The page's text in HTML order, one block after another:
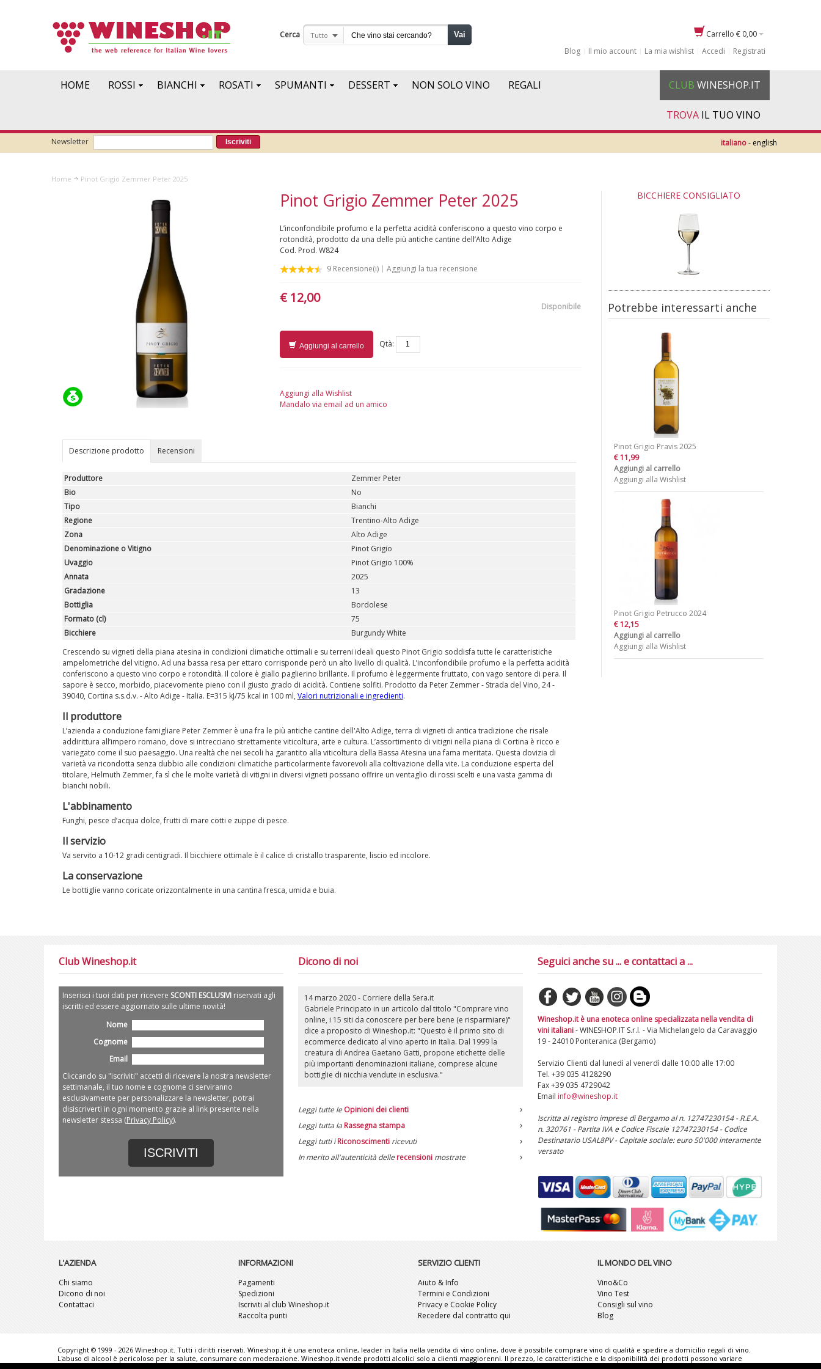
Cerca Tutto Vai Carrello € 0,00
Blog
Il mio account La mia wishlist Accedi Registrati
HOME ROSSI BIANCHI ROSATI SPUMANTI DESSERT NON SOLO VINO REGALI CLUB WINESHOP.IT
TROVA IL TUO VINO
Newsletter Iscriviti - english
italiano
Home Pinot Grigio Zemmer Peter 2025
Pinot Grigio Zemmer Peter 2025
L’inconfondibile profumo e la perfetta acidità conferiscono a questo vino corpo e
rotondità, prodotto da una delle più antiche cantine dell’Alto Adige
Cod. Prod. W824
9Recensione(i) Aggiungi la tua recensione
Disponibile
€ 12,00
Aggiungi al carrello Qtà:
Aggiungi alla Wishlist
Mandalo via email ad un amico
Descrizione prodotto Recensioni
Produttore
Zemmer Peter
Bio
No
Tipo
Bianchi
Regione
Trentino-Alto Adige
Zona
Alto Adige
Denominazione o Vitigno
Pinot Grigio
Uvaggio
Pinot Grigio 100%
Annata
2025
Gradazione
13
Bottiglia
Bordolese
Formato (cl)
75
Bicchiere
Burgundy White
Crescendo su vigneti della piana atesina in condizioni climatiche ottimali e su terreni ideali questo Pinot Grigio soddisfa tutte le caratteristiche
ampelometriche del vitigno. Ad una bassa resa per ettaro corrisponde però un alto livello di qualità. L’inconfondibile profumo e la perfetta acidità
conferiscono a questo vino corpo e rotondità. Il colore è giallo paglierino brillante. Il profumo è leggermente fruttato, con vago sentore di pera. Il
sapore è secco, morbido, piacevomente pieno con il giusto grado di acidità. Contiene solfiti. Prodotto da Peter Zemmer - Strada del Vino, 24 -
39040, Cortina s.s.d.v. - Alto Adige - Italia. E=315 kJ/75 kcal in 100 ml, Valori nutrizionali e ingredienti.
Il produttore
L’azienda a conduzione famigliare Peter Zemmer è una fra le più antiche cantine dell'Alto Adige, terra di vigneti di antica tradizione che risale
addirittura all’impero romano, dove si intrecciano strettamente viticoltura, arte e cultura. L’assortimento di vitigni nella piana di Cortina è ricco e
variegato come il suo paesaggio. Una realtà che nei secoli ha garantito alla viticoltura della Bassa Atesina una fama meritata. Questa dovizia di
varietà va ricondotta senza dubbio alle condizioni climatiche particolarmente favorevoli alla coltivazione della vite. La conduzione esperta del
titolare, Helmuth Zemmer, fa sì che le molte varietà di vitigni in diversi vigneti possano offrire un ventaglio di rossi scelti e una vasta gamma di
bianchi nobili.
L'abbinamento
Funghi, pesce d’acqua dolce, frutti di mare cotti e zuppe di pesce.
Il servizio
Va servito a 10-12 gradi centigradi. Il bicchiere ottimale è il calice di cristallo trasparente, liscio ed incolore.
La conservazione
Le bottiglie vanno coricate orizzontalmente in una cantina fresca, umida e buia.
BICCHIERE CONSIGLIATO
Potrebbe interessarti anche
Pinot Grigio Pravis 2025
€ 11,99
Aggiungi al carrello
Aggiungi alla Wishlist
Pinot Grigio Petrucco 2024
€ 12,15
Aggiungi al carrello
Aggiungi alla Wishlist
Club Wineshop.it
Inserisci i tuoi dati per ricevere SCONTI ESCLUSIVIriservati agli
iscritti ed essere aggiornato sulle ultime novità!
Nome
Cognome
Email
Cliccando su "iscriviti" accetti di ricevere la nostra newsletter
settimanale, il tuo nome e cognome ci serviranno
esclusivamente per personalizzare la newsletter, potrai
disiscriverti in ogni momento grazie al link presente nella
newsletter stessa (Privacy Policy).
ISCRIVITI
Dicono di noi
14 marzo 2020 - Corriere della Sera.it
Gabriele Principato in un articolo dal titolo "Comprare vino
online, i 15 siti da conoscere per bere bene (e risparmiare)"
dice a proposito di Wineshop.it: "Questo è il primo sito di
ecommerce dedicato al vino aperto in Italia. Dal 1999 la
creatura di Andrea Gaetano Gatti, propone etichette delle
più importanti denominazioni italiane, comprese alcune
bottiglie di nicchia vendute in esclusiva."
Leggi tutte le Opinioni dei clienti
Leggi tutta la Rassegna stampa
Leggi tutti iRiconoscimentiricevuti
In merito all'autenticità delle recensionimostrate
Seguici anche su ... e contattaci a ...
Wineshop.it è una enoteca online specializzata nella vendita di
vini italiani- WINESHOP.IT S.r.l. - Via Michelangelo da Caravaggio
19 - 24010 Ponteranica (Bergamo)
Servizio Clienti dal lunedì al venerdì dalle 10:00 alle 17:00
Tel. +39 035 4128290
Fax +39 035 4729042
Email info@wineshop.it
Iscritta al registro imprese di Bergamo al n. 12747230154 - R.E.A.
n. 320761 - Partita IVA e Codice Fiscale 12747230154 - Codice
Destinatario USAL8PV - Capitale sociale: euro 50'000 interamente
versato
L'AZIENDA
Chi siamo
Dicono di noi
Contattaci
INFORMAZIONI
Pagamenti
Spedizioni
Iscriviti al club Wineshop.it
Raccolta punti
SERVIZIO CLIENTI
Aiuto & Info
Termini e Condizioni
Privacy e Cookie Policy
Recedere dal contratto qui
IL MONDO DEL VINO
Vino&Co
Vino Test
Consigli sul vino
Blog
Copyright © 1999 - 2026 Wineshop.it. Tutti i diritti riservati. Wineshop.it è una enoteca online, leader in Italia nella vendita di vino online, dove è possibile comprare vino di qualità e spedire a domicilio regali di vino.
L'abuso di alcool è pericoloso per la salute, consumare con moderazione. Wineshop.it vende prodotti alcolici solo a clienti maggiorenni. Il prezzo, le caratteristiche e la disponibilità dei prodotti possono variare